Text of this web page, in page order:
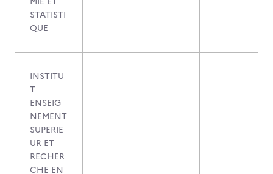
STATISTI
QUE
INSTITU
T
ENSEIG
NEMENT
SUPERIE
UR ET
RECHER
CHE EN